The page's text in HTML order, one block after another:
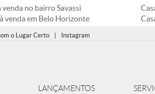
no bairro Savassi
venda em Belo Horizonte
o Lugar Certo Instagram
LANÇAMENTOS